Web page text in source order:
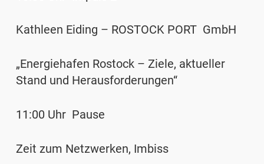
Kathleen Eiding – ROSTOCK PORT GmbH
„Energiehafen Rostock – Ziele, aktueller
Stand und Herausforderungen“
11:00 Uhr Pause
Zeit zum Netzwerken, Imbiss